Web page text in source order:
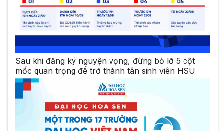
Sau khi đăng ký nguyện vọng, đừng bỏ lỡ 5 cột
mốc quan trọng để trở thành tân sinh viên HSU